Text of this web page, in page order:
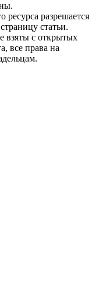
разрешается
статьи.
взяты с открытых
все права на